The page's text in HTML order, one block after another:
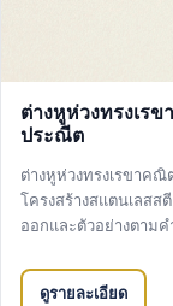
ต่างหูห่วงทรงเร
ประณีต
ต่างหูห่วงทรงเรขาค
โครงสร้างสแตนเลสส
ออกและตัวอย่างตาม
ดูรายละเอียด